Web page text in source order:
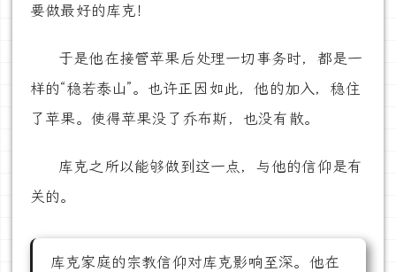
要做最好的库克！
于是他在接管苹果后处理一切事务时，都是一
样的“稳若泰山”。也许正因如此，他的加入，稳住
了苹果。使得苹果没了乔布斯，也没有散。
库克之所以能够做到这一点，与他的信仰是有
关的。
库克家庭的宗教信仰对库克影响至深。他在